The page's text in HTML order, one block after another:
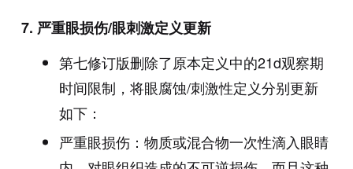
7. 严重眼损伤/眼刺激定义更新
第七修订版删除了原本定义中的21d观察期
时间限制，将眼腐蚀/刺激性定义分别更新
如下：
严重眼损伤：物质或混合物一次性滴入眼睛